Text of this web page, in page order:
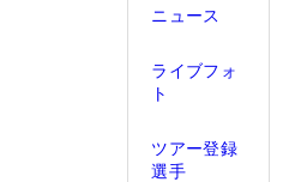
ニュース
ライブフォ
ト
ツアー登録
選手